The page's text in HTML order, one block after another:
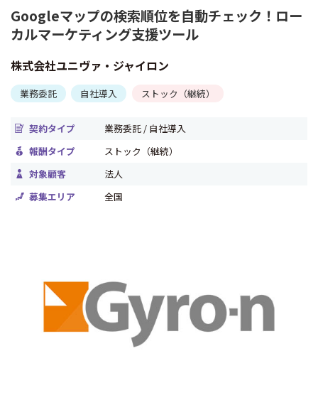
Googleマップの検索順位を自動チェック！ロー
カルマーケティング支援ツール
株式会社ユニヴァ・ジャイロン
業務委託 自社導入 ストック（継続）
契約タイプ
業務委託 / 自社導入
報酬タイプ
ストック（継続）
対象顧客
法人
募集エリア
全国